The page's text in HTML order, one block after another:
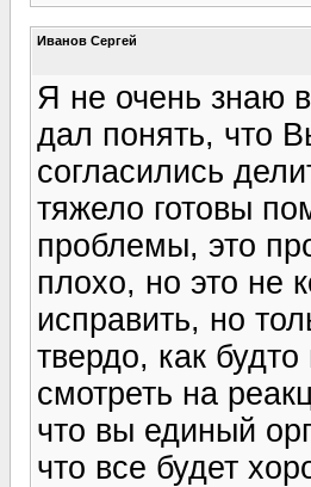
Иванов Сергей
Я не очень знаю
дал понять, что
согласились
тяжело готовы
проблемы, это
плохо, но это не
исправить, но
твердо, как
смотреть на
что вы единый
что все будет